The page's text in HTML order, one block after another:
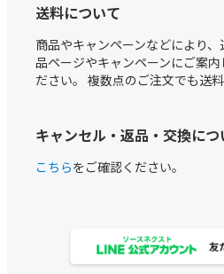
送料について
商品やキャンペーンなどにより
品ページやキャンペーンにご案
ださい。 複数点のご注文でも送料
キャンセル・返品・交換につ
こちらをご確認ください。